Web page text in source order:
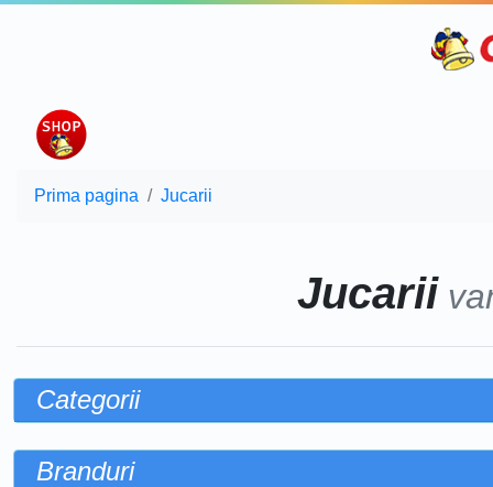
Prima pagina Jucarii
Jucarii
Categorii
Branduri